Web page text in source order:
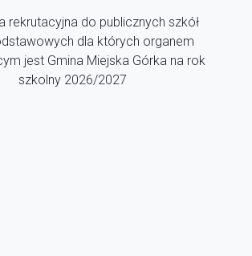
rekrutacyjna do publicznych szkół
dla których organem
jest Gmina Miejska Górka na rok
szkolny 2026/2027